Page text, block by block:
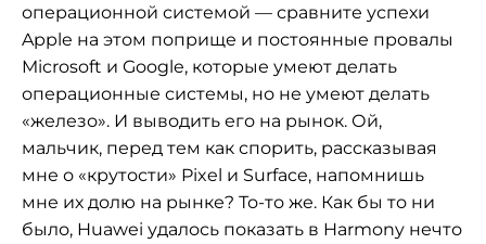
операционной системой — сравните успехи
Apple на этом поприще и постоянные провалы
Microsoft и Google, которые умеют делать
операционные системы, но не умеют делать
«железо». И выводить его на рынок. Ой,
мальчик, перед тем как спорить, рассказывая
мне о «крутости» Pixel и Surface, напомнишь
мне их долю на рынке? То-то же. Как бы то ни
было, Huawei удалось показать в Harmony нечто